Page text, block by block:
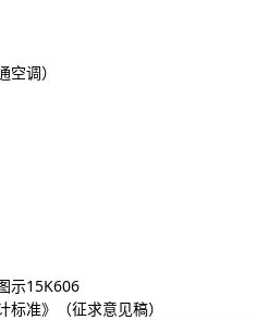
调）
示15K606
标准》（征求意见稿）